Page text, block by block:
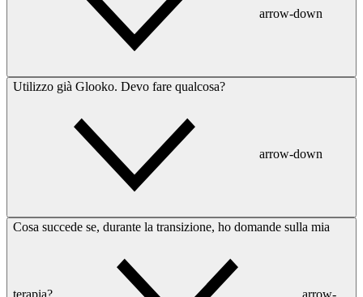
arrow-down
Utilizzo già Glooko. Devo fare qualcosa?
arrow-down
Cosa succede se, durante la transizione, ho domande sulla mia
terapia? arrow-